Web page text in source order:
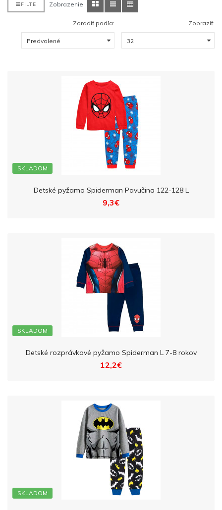
FILTE Zobrazenie:
Zoradiť podľa: Zobraziť:
SKLADOM
Detské pyžamo Spiderman Pavučina 122-128 L
9,3€
SKLADOM
Detské rozprávkové pyžamo Spiderman L 7-8 rokov
12,2€
SKLADOM